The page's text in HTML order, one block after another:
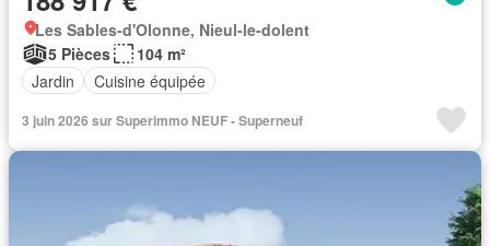
Les Sables-d'Olonne, Nieul-le-dolent
5 Pièces
104 m²
Jardin
Cuisine équipée
3 juin 2026 sur Superimmo NEUF - Superneuf